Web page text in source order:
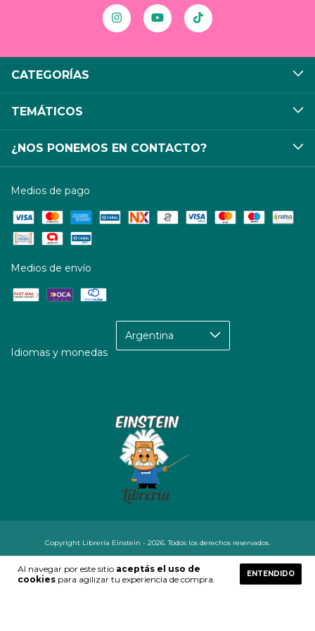
Al navegar por este sitio aceptás el uso de
cookies para agilizar tu experiencia de compra.
ENTENDIDO
CATEGORÍAS
TEMÁTICOS
¿NOS PONEMOS EN CONTACTO?
Medios de pago
Medios de envío
Idiomas y monedas
Copyright Librería Einstein - 2026. Todos los derechos reservados.
Defensa de las y los consumidores. Para reclamos
ingresá acá.
Botón de arrepentimiento